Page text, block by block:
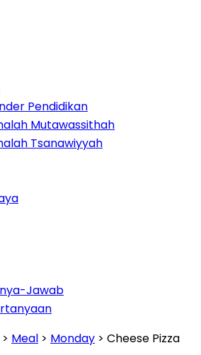
Pendidikan
Mutawassithah
Tsanawiyyah
Jawab
> Meal > Monday > Cheese Pizza